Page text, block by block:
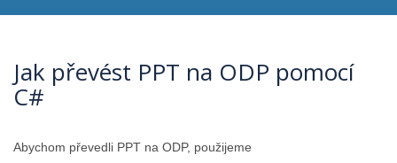
Jak převést PPT na ODP pomocí
C#
Abychom převedli PPT na ODP, použijeme